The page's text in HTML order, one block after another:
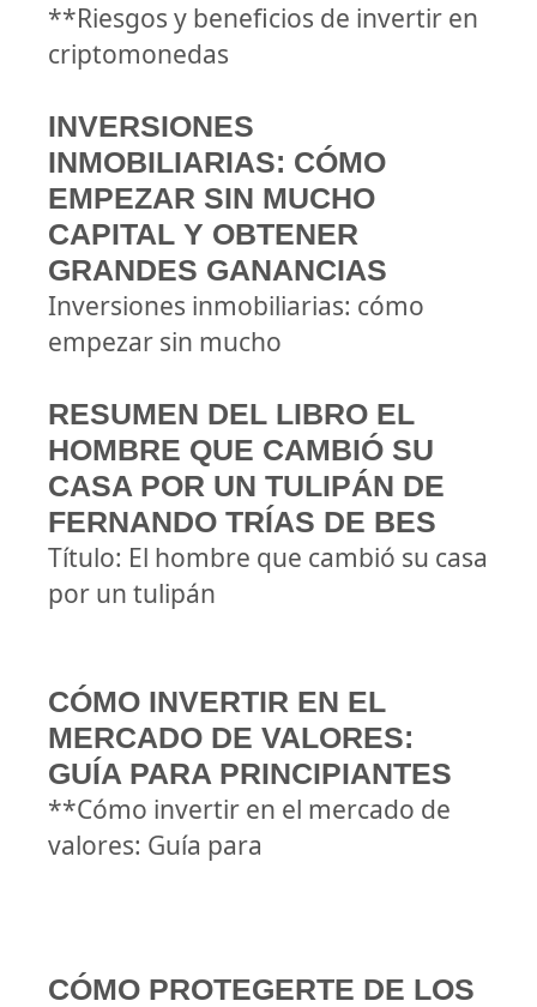
**Riesgos y beneficios de invertir en
criptomonedas
INVERSIONES
INMOBILIARIAS: CÓMO
EMPEZAR SIN MUCHO
CAPITAL Y OBTENER
GRANDES GANANCIAS
Inversiones inmobiliarias: cómo
empezar sin mucho
RESUMEN DEL LIBRO EL
HOMBRE QUE CAMBIÓ SU
CASA POR UN TULIPÁN DE
FERNANDO TRÍAS DE BES
Título: El hombre que cambió su casa
por un tulipán
CÓMO INVERTIR EN EL
MERCADO DE VALORES:
GUÍA PARA PRINCIPIANTES
**Cómo invertir en el mercado de
valores: Guía para
CÓMO PROTEGERTE DE LOS